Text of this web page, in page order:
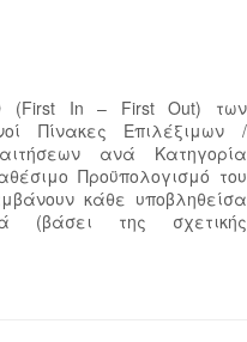
(First In – First Out) των
Πίνακες Επιλέξιμων /
ανά Κατηγορία
Προϋπολογισμό του
κάθε υποβληθείσα
(βάσει της σχετικής